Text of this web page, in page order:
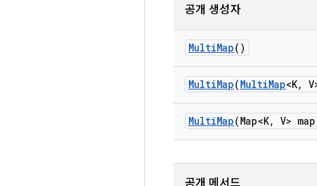
공개 생성자
MultiMap()
MultiMap(MultiMap<K,
MultiMap(Map<K, V>
공개 메서드